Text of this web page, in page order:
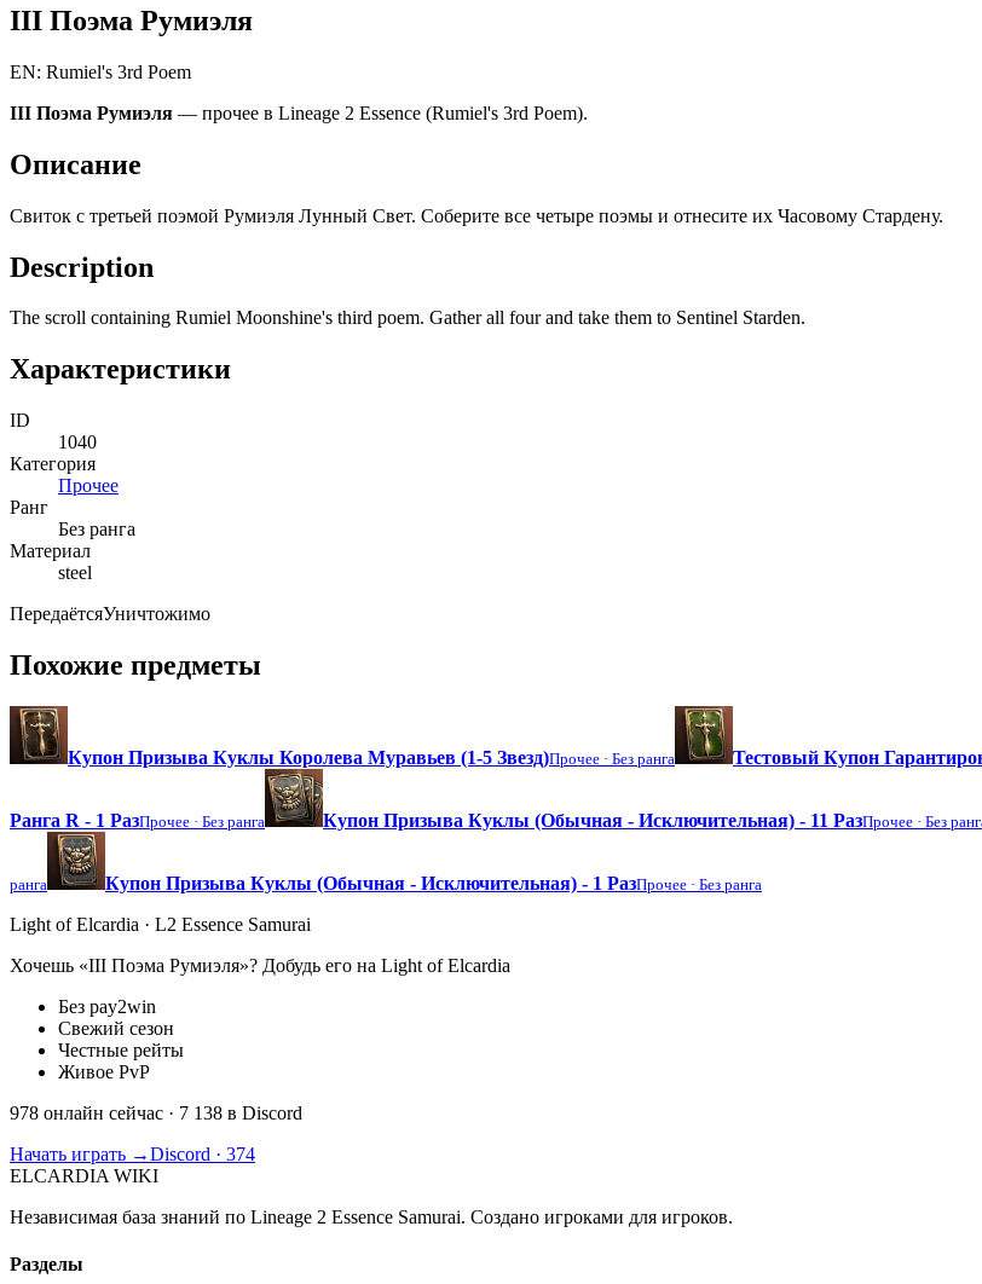
III Поэма Румиэля
EN: Rumiel's 3rd Poem
III Поэма Румиэля — прочее в Lineage 2 Essence (Rumiel's 3rd Poem).
Описание
Свиток с третьей поэмой Румиэля Лунный Свет. Соберите все четыре поэмы и отнесите их Часовому Стардену.
Description
The scroll containing Rumiel Moonshine's third poem. Gather all four and take them to Sentinel Starden.
Характеристики
ID
1040
Категория
Прочее
Ранг
Без ранга
Материал
steel
ПередаётсяУничтожимо
Похожие предметы
Купон Призыва Куклы Королева Муравьев (1-5 Звезд)Прочее · Без ранга Тестовый Купон
Ранга R - 1 РазПрочее · Без ранга Купон Призыва Куклы (Обычная - Исключительная) - 11 РазПрочее · Без
ранга Купон Призыва Куклы (Обычная - Исключительная) - 1 РазПрочее · Без ранга
Light of Elcardia · L2 Essence Samurai
Хочешь «III Поэма Румиэля»? Добудь его на Light of Elcardia
Без pay2win
Свежий сезон
Честные рейты
Живое PvP
978 онлайн сейчас · 7 138 в Discord
Начать играть →Discord · 374
ELCARDIA WIKI
Независимая база знаний по Lineage 2 Essence Samurai. Создано игроками для игроков.
Разделы